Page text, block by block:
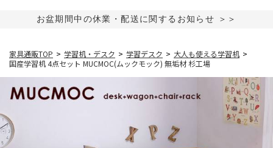
お盆期間中の休業・配送に関するお知らせ ＞＞
家具通販TOP > 学習机・デスク > 学習デスク > 大人も使える学習机 >
国産学習机 4点セット MUCMOC(ムックモック) 無垢材 杉工場